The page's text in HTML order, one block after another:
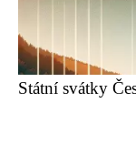
Státní svátky